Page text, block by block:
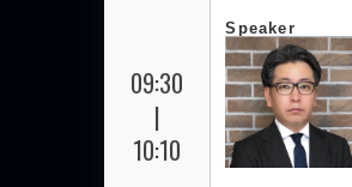
09:30
|
10:10
Speaker